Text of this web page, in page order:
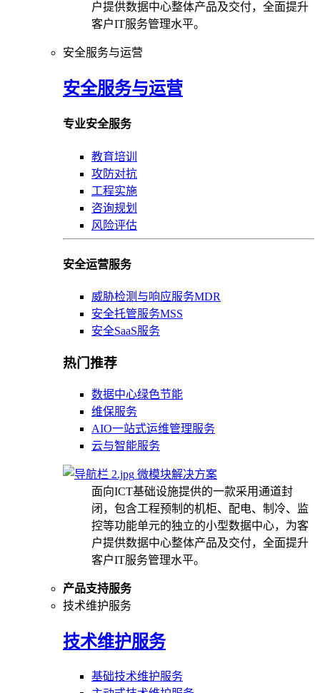
户提供数据中心整体产品及交付，全面提升
客户IT服务管理水平。
安全服务与运营
安全服务与运营
专业安全服务
教育培训
攻防对抗
工程实施
咨询规划
风险评估
安全运营服务
威胁检测与响应服务MDR
安全托管服务MSS
安全SaaS服务
热门推荐
数据中心绿色节能
维保服务
AIO一站式运维管理服务
云与智能服务
微模块解决方案
面向ICT基础设施提供的一款采用通道封
闭，包含工程预制的机柜、配电、制冷、监
控等功能单元的独立的小型数据中心，为客
户提供数据中心整体产品及交付，全面提升
客户IT服务管理水平。
产品支持服务
技术维护服务
技术维护服务
基础技术维护服务